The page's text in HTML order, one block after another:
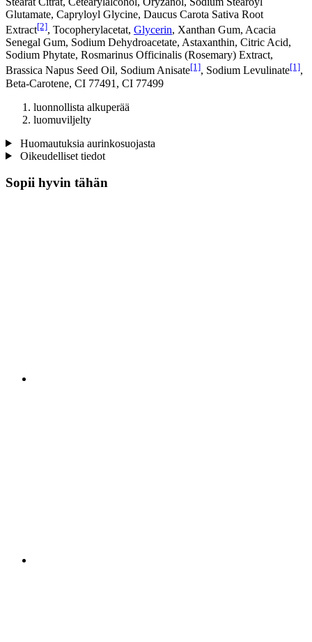
Glutamate, Capryloyl Glycine, Daucus Carota Sativa Root
Extract[2], Tocopherylacetat, Glycerin, Xanthan Gum, Acacia
Senegal Gum, Sodium Dehydroacetate, Astaxanthin, Citric Acid,
Sodium Phytate, Rosmarinus Officinalis (Rosemary) Extract,
Brassica Napus Seed Oil, Sodium Anisate[1], Sodium Levulinate[1],
Beta-Carotene, CI 77491, CI 77499
luonnollista alkuperää
luomuviljelty
Huomautuksia aurinkosuojasta
Oikeudelliset tiedot
Sopii hyvin tähän